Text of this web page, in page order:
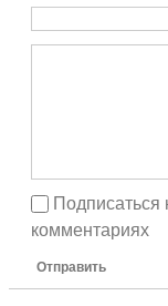
комментариях
Отправить